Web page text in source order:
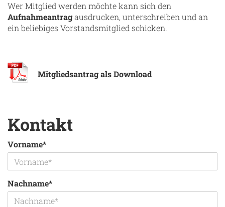
Wer Mitglied werden möchte kann sich den
Aufnahmeantragausdrucken, unterschreiben und an
ein beliebiges Vorstandsmitglied schicken.
Mitgliedsantrag als Download
Kontakt
Vorname*
Nachname*